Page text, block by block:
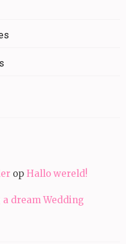
op Hallo wereld!
dream Wedding